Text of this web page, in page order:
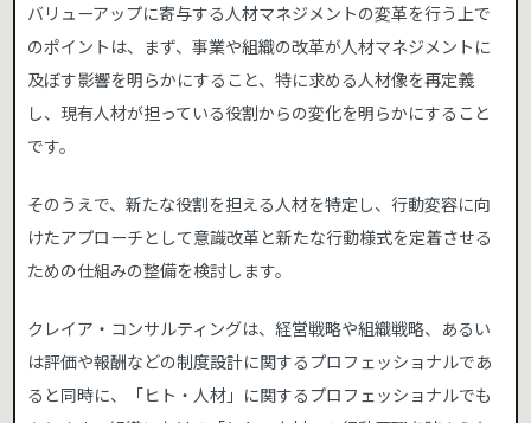
バリューアップに寄与する人材マネジメントの変革を行う上で
のポイントは、まず、事業や組織の改革が人材マネジメントに
及ぼす影響を明らかにすること、特に求める人材像を再定義
し、現有人材が担っている役割からの変化を明らかにすること
です。
そのうえで、新たな役割を担える人材を特定し、行動変容に向
けたアプローチとして意識改革と新たな行動様式を定着させる
ための仕組みの整備を検討します。
クレイア・コンサルティングは、経営戦略や組織戦略、あるい
は評価や報酬などの制度設計に関するプロフェッショナルであ
ると同時に、「ヒト・人材」に関するプロフェッショナルでも